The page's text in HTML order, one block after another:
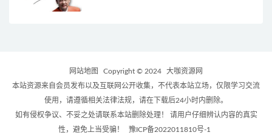
网站地图 Copyright © 2024
大咖资源网
本站资源来自会员发布以及互联网公开收集，不代表本站立场，仅限学习交流
使用，请遵循相关法律法规，请在下载后24小时内删除。
如有侵权争议、不妥之处请联系本站删除处理！ 请用户仔细辨认内容的真实
性，避免上当受骗！
豫ICP备2022011810号-1